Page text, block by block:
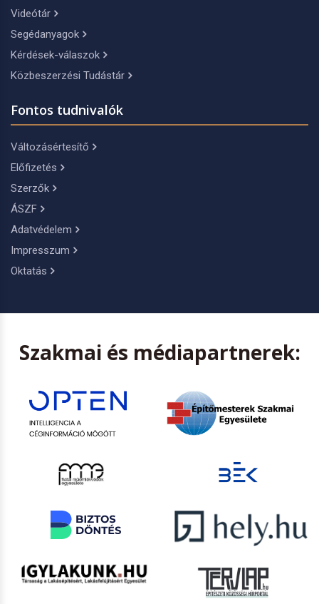
Videótár
Segédanyagok
Kérdések-válaszok
Közbeszerzési Tudástár
Fontos tudnivalók
Változásértesítő
Előfizetés
Szerzők
ÁSZF
Adatvédelem
Impresszum
Oktatás
Szakmai és médiapartnerek: